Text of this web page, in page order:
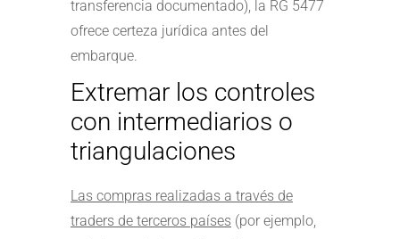
transferencia documentado), la RG 5477
ofrece certeza jurídica antes del
embarque.
Extremar los controles
con intermediarios o
triangulaciones
Las compras realizadas a través de
traders de terceros países (por ejemplo,